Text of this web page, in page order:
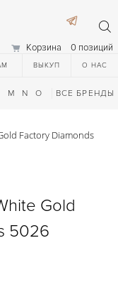
Корзина 0 позиций
ВЫКУП О НАС
M N O Q R S T
ВСЕ БРЕНДЫ
Factory Diamonds
Gold
5026